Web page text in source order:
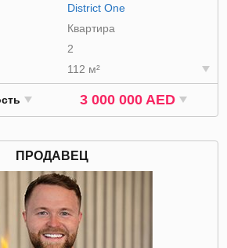
District One
Квартира
2
112 м²
3 000 000 AED
ПРОДАВЕЦ